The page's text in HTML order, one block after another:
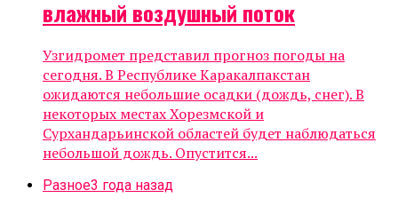
влажный воздушный поток
Узгидромет представил прогноз погоды на
сегодня. В Республике Каракалпакстан
ожидаются небольшие осадки (дождь, снег). В
некоторых местах Хорезмской и
Сурхандарьинской областей будет наблюдаться
небольшой дождь. Опустится...
Разное3 года назад